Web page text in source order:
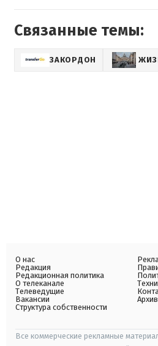
Связанные темы:
ЗАКОРДОН
О нас
Редакция
Редакционная политика
О телеканале
Телеведущие
Вакансии
Структура собственности
Архив
Все коммерческие рекламные